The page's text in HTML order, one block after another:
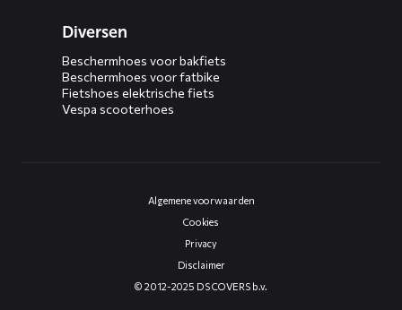
Diversen
Beschermhoes voor bakfiets
Beschermhoes voor fatbike
Fietshoes elektrische fiets
Vespa scooterhoes
Algemene voorwaarden
Cookies
Privacy
Disclaimer
© 2012-2025 DS COVERS b.v.